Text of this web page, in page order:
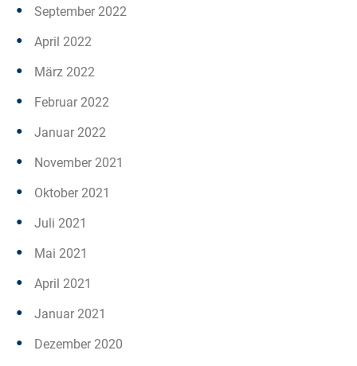
September 2022
April 2022
März 2022
Februar 2022
Januar 2022
November 2021
Oktober 2021
Juli 2021
Mai 2021
April 2021
Januar 2021
Dezember 2020